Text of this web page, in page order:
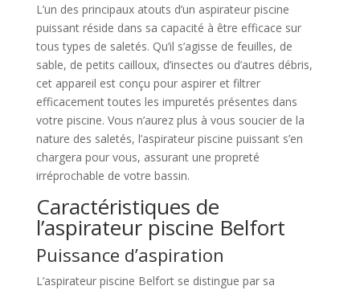
L’un des principaux atouts d’un aspirateur piscine
puissant réside dans sa capacité à être efficace sur
tous types de saletés. Qu’il s’agisse de feuilles, de
sable, de petits cailloux, d’insectes ou d’autres débris,
cet appareil est conçu pour aspirer et filtrer
efficacement toutes les impuretés présentes dans
votre piscine. Vous n’aurez plus à vous soucier de la
nature des saletés, l’aspirateur piscine puissant s’en
chargera pour vous, assurant une propreté
irréprochable de votre bassin.
Caractéristiques de
l’aspirateur piscine Belfort
Puissance d’aspiration
L’aspirateur piscine Belfort se distingue par sa